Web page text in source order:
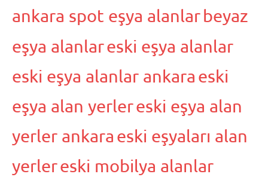
ankara spot eşya alanlarbeyaz
eşya alanlareski eşya alanlar
eski eşya alanlar ankara eski
eşya alan yerlereski eşya alan
yerler ankara eski eşyaları alan
yerlereski mobilya alanlar